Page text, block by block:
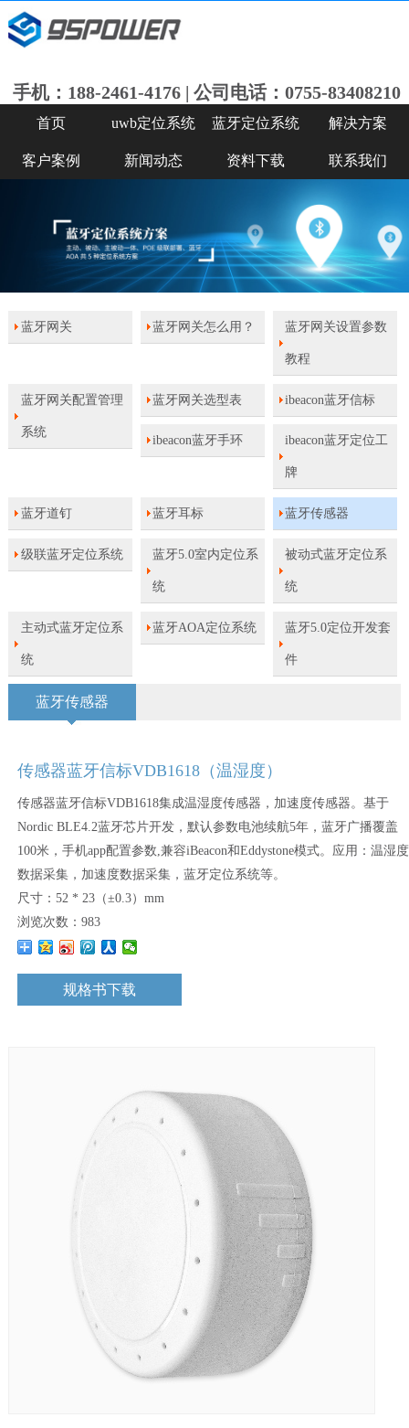
手机：188-2461-4176 | 公司电话：0755-83408210
首页 uwb定位系统 蓝牙定位系统 解决方案
客户案例 新闻动态 资料下载 联系我们
蓝牙网关 蓝牙网关怎么用？ 蓝牙网关设置参数
教程
蓝牙网关配置管理
系统
蓝牙网关选型表 ibeacon蓝牙信标
ibeacon蓝牙手环 ibeacon蓝牙定位工
牌
蓝牙道钉 蓝牙耳标 蓝牙传感器
级联蓝牙定位系统 蓝牙5.0室内定位系
统
被动式蓝牙定位系
统
主动式蓝牙定位系
统
蓝牙AOA定位系统 蓝牙5.0定位开发套
件
蓝牙传感器
传感器蓝牙信标VDB1618（温湿度）
传感器蓝牙信标VDB1618集成温湿度传感器，加速度传感器。基于
Nordic BLE4.2蓝牙芯片开发，默认参数电池续航5年，蓝牙广播覆盖
100米，手机app配置参数,兼容iBeacon和Eddystone模式。应用：温湿度
数据采集，加速度数据采集，蓝牙定位系统等。
尺寸：52 * 23（±0.3）mm
浏览次数： 983
规格书下载